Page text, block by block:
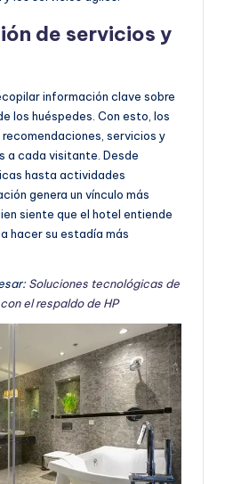
de servicios y
información clave sobre
los huéspedes. Con esto, los
servicios y
a cada visitante. Desde
hasta actividades
genera un vínculo más
siente que el hotel entiende
hacer su estadía más
Soluciones tecnológicas de
el respaldo de HP